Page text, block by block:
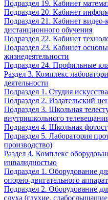
Подраздел 19. Кабинет
Подраздел 20. Кабинет
Подраздел 21. Кабинет видео-
дистанционного обучения
Подраздел 22. Кабинет
Подраздел 23. Кабинет основы
жизнедеятельности
Подраздел 24. Профильные
Раздел 3. Комплекс
деятельности
Подраздел 1. Студия
Подраздел 2. Издательский
Подраздел 3. Школьная
внутришкольного
Подраздел 4. Школьная
Подраздел 5. Лаборатория
производство)
Раздел 4. Комплекс
инвалидностью
Подраздел 1. Оборудование
опорно-двигательного
Подраздел 2. Оборудование
слуха (глухие,